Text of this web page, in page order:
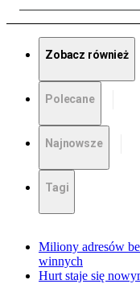
Zobacz również
Polecane
Najnowsze
Tagi
Miliony adresów
winnych
Hurt staje się